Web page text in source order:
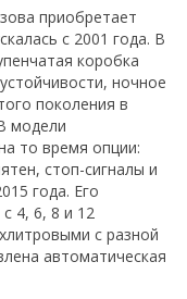
приобретает
с 2001 года. В
коробка
ночное
поколения в
модели
то время опции:
стоп-сигналы и
года. Его
4, 6, 8 и 12
с разной
автоматическая